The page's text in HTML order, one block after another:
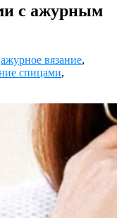
с ажурным
ажурное вязание,
спицами,